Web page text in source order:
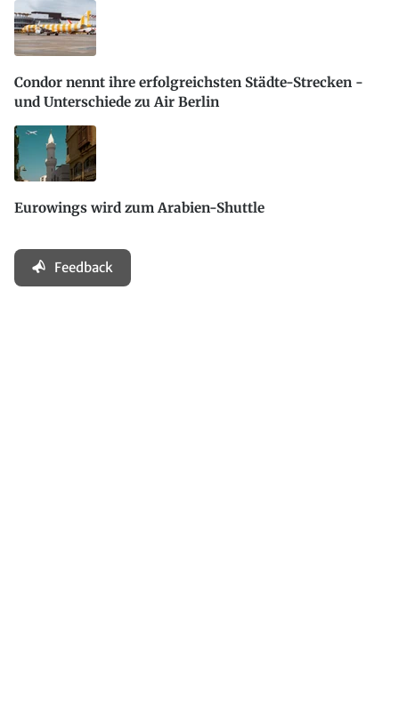
Condor nennt ihre erfolgreichsten Städte-Strecken -
und Unterschiede zu Air Berlin
Eurowings wird zum Arabien-Shuttle
Feedback